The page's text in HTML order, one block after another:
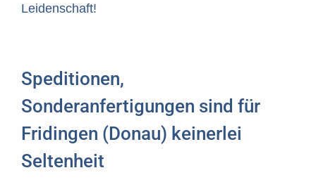
Leidenschaft!
Speditionen,
Sonderanfertigungen sind für
Fridingen (Donau) keinerlei
Seltenheit